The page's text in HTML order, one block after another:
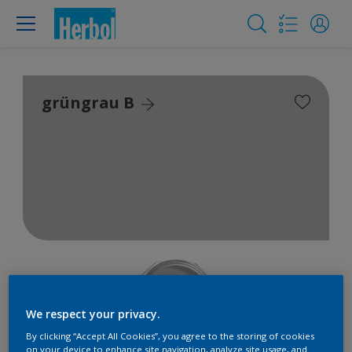
grüngrau B
We respect your privacy.
By clicking “Accept All Cookies”, you agree to the storing of cookies
on your device to enhance site navigation, analyze site usage, and